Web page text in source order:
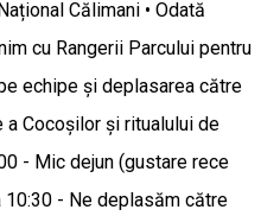
Călimani • Odată
cu Rangerii Parcului pentru
echipe și deplasarea către
Cocoșilor și ritualului de
- Mic dejun (gustare rece
10:30 - Ne deplasăm către